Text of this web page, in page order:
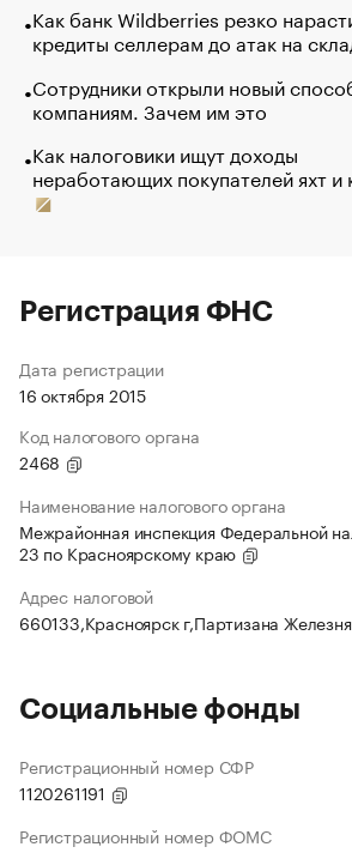
Как банк Wildberries резко
кредиты селлерам до атак на
Сотрудники открыли новый
компаниям. Зачем им это
Как налоговики ищут доходы
неработающих покупателей яхт и
Регистрация ФНС
Дата регистрации
16 октября 2015
Код налогового органа
2468
Наименование налогового органа
Межрайонная инспекция Федеральной
23 по Красноярскому краю
Адрес налоговой
660133,Красноярск г,Партизана
Социальные фонды
Регистрационный номер СФР
1120261191
Регистрационный номер ФОМС